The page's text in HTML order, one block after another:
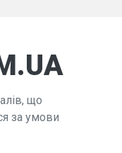
що
за умови